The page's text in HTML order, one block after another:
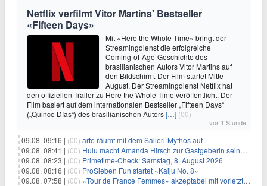
Netflix verfilmt Vitor Martins' Bestseller
«Fifteen Days»
Mit «Here the Whole Time» bringt der
Streamingdienst die erfolgreiche
Coming-of-Age-Geschichte des
brasilianischen Autors Vitor Martins auf
den Bildschirm. Der Film startet Mitte
August. Der Streamingdienst Netflix hat
den offiziellen Trailer zu Here the Whole Time veröffentlicht. Der
Film basiert auf dem internationalen Bestseller „Fifteen Days“
(„Quince Días“) des brasilianischen Autors[…] (00)
vor 1 Stunde
09.08. 09:16 | (00) arte räumt mit dem Salieri-Mythos auf
09.08. 08:41 | (00) Hulu macht Amanda Hirsch zur Gastgeberin seines Reality-Podcasts
09.08. 08:23 | (00) Primetime-Check: Samstag, 8. August 2026
09.08. 08:16 | (00) ProSieben Fun startet «Kaiju No. 8»
09.08. 07:58 | (00) «Tour de France Femmes» akzeptabel mit vorletzter Etappe